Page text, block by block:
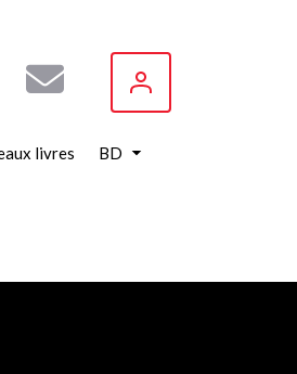
livres BD